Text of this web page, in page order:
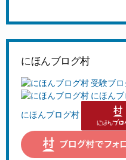
にほんブログ村
にほんブログ村